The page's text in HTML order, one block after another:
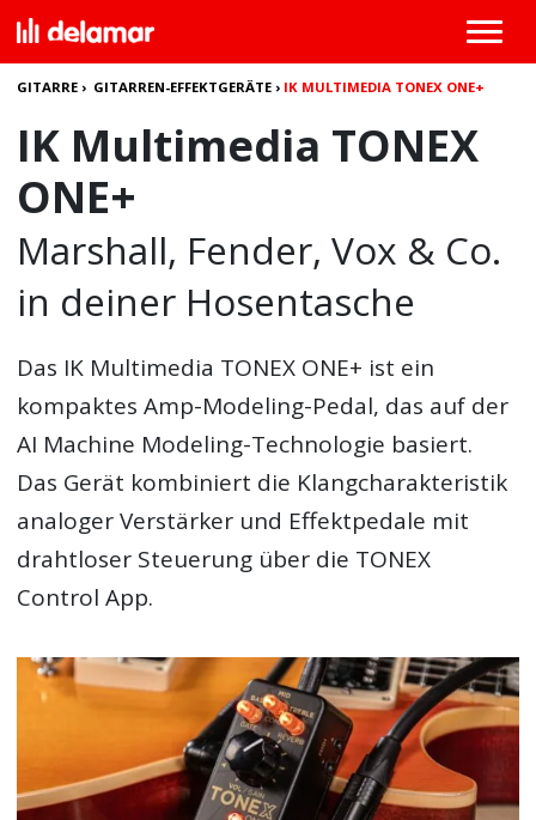
GITARRE › GITARREN-EFFEKTGERÄTE › IK MULTIMEDIA TONEX ONE+
IK Multimedia TONEX
ONE+
Marshall, Fender, Vox & Co.
in deiner Hosentasche
Das IK Multimedia TONEX ONE+ ist ein
kompaktes Amp-Modeling-Pedal, das auf der
AI Machine Modeling-Technologie basiert.
Das Gerät kombiniert die Klangcharakteristik
analoger Verstärker und Effektpedale mit
drahtloser Steuerung über die TONEX
Control App.